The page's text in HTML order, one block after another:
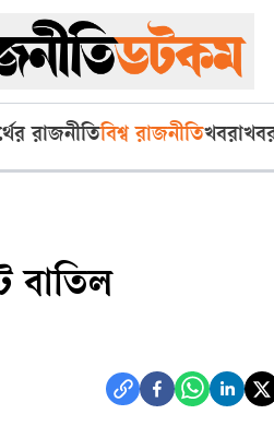
রাজনীতিবিশ্ব রাজনীতি
বাতিল